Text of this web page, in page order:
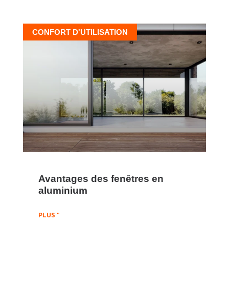
CONFORT D'UTILISATION
Avantages des fenêtres en
aluminium
PLUS "